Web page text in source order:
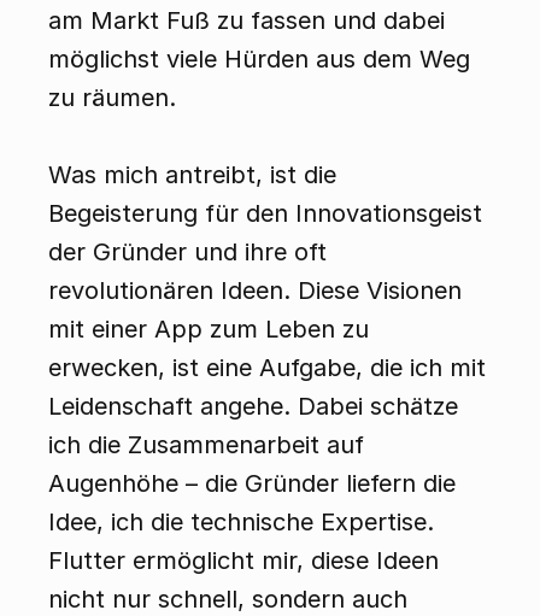
am Markt Fuß zu fassen und dabei
möglichst viele Hürden aus dem Weg
zu räumen.
Was mich antreibt, ist die
Begeisterung für den Innovationsgeist
der Gründer und ihre oft
revolutionären Ideen. Diese Visionen
mit einer App zum Leben zu
erwecken, ist eine Aufgabe, die ich mit
Leidenschaft angehe. Dabei schätze
ich die Zusammenarbeit auf
Augenhöhe – die Gründer liefern die
Idee, ich die technische Expertise.
Flutter ermöglicht mir, diese Ideen
nicht nur schnell, sondern auch